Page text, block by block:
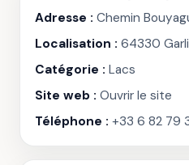
Adresse : Chemin
Localisation : 64330
Catégorie : Lacs
Site web : Ouvrir le site
Téléphone : +33 6 82 79